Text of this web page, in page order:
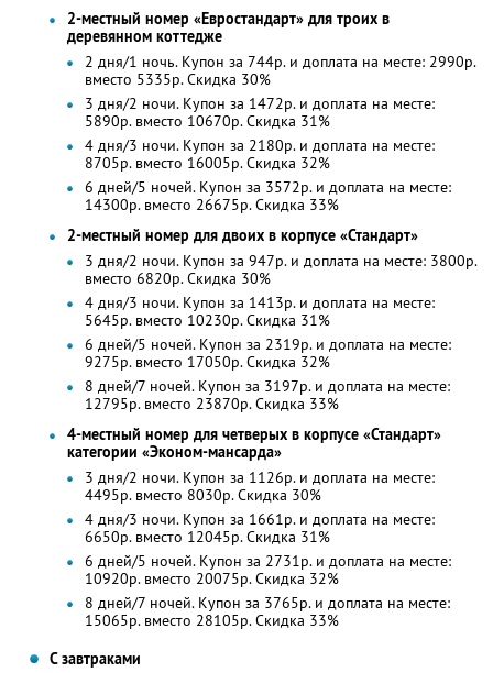
2-местный номер «Евростандарт» для троих в
деревянном коттедже
2 дня/1 ночь. Купон за 744р. и доплата на месте: 2990р.
вместо 5335р.Скидка 30%
3 дня/2 ночи. Купон за 1472р. и доплата на месте:
5890р. вместо 10670р.Скидка 31%
4 дня/3 ночи. Купон за 2180р. и доплата на месте:
8705р. вместо 16005р. Скидка 32%
6 дней/5 ночей. Купон за 3572р. и доплата на месте:
14300р. вместо 26675р. Скидка 33%
2-местный номер для двоих в корпусе «Стандарт»
3 дня/2 ночи. Купон за 947р. и доплата на месте: 3800р.
вместо 6820р.Скидка 30%
4 дня/3 ночи. Купон за 1413р. и доплата на месте:
5645р. вместо 10230р.Скидка 31%
6 дней/5 ночей. Купон за 2319р. и доплата на месте:
9275р. вместо 17050р. Скидка 32%
8 дней/7 ночей. Купон за 3197р. и доплата на месте:
12795р. вместо 23870р. Скидка 33%
4-местный номер для четверых в корпусе «Стандарт»
категории «Эконом-мансарда»
3 дня/2 ночи. Купон за 1126р. и доплата на месте:
4495р. вместо 8030р.Скидка 30%
4 дня/3 ночи. Купон за 1661р. и доплата на месте:
6650р. вместо 12045р.Скидка 31%
6 дней/5 ночей. Купон за 2731р. и доплата на месте:
10920р. вместо 20075р. Скидка 32%
8 дней/7 ночей. Купон за 3765р. и доплата на месте:
15065р. вместо 28105р. Скидка 33%
С завтраками